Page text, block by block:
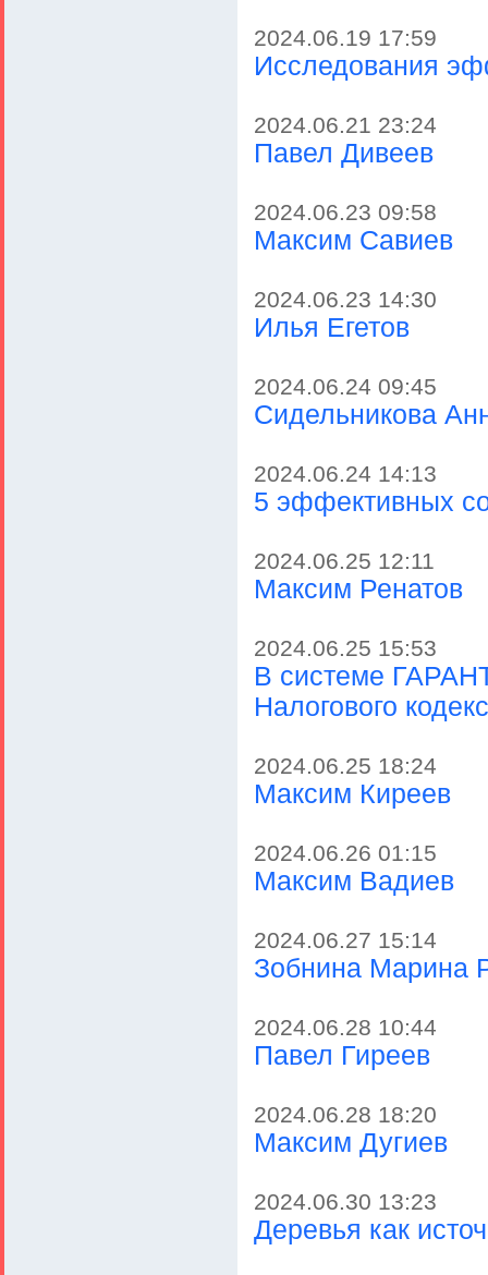
2024.06.19 17:59
Исследования
2024.06.21 23:24
Павел Дивеев
2024.06.23 09:58
Максим Савиев
2024.06.23 14:30
Илья Егетов
2024.06.24 09:45
Сидельникова
2024.06.24 14:13
5 эффективных
2024.06.25 12:11
Максим Ренатов
2024.06.25 15:53
В системе
Налогового
2024.06.25 18:24
Максим Киреев
2024.06.26 01:15
Максим Вадиев
2024.06.27 15:14
Зобнина Марина
2024.06.28 10:44
Павел Гиреев
2024.06.28 18:20
Максим Дугиев
2024.06.30 13:23
Деревья как